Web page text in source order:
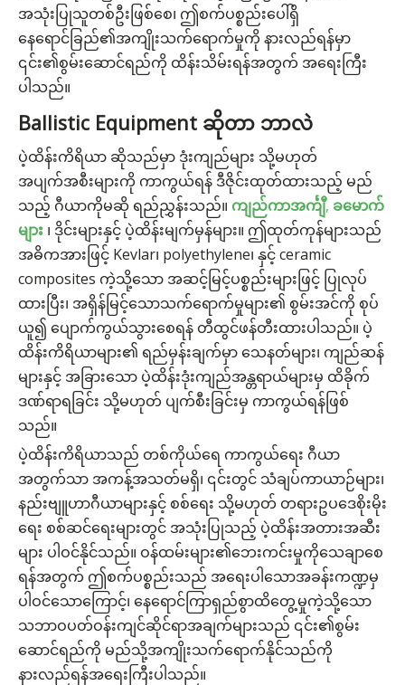
အသုံးပြုသူတစ်ဦးဖြစ်စေ၊ ဤစက်ပစ္စည်းပေါ်ရှိ
နေရောင်ခြည်၏အကျိုးသက်ရောက်မှုကို နားလည်ရန်မှာ
၎င်း၏စွမ်းဆောင်ရည်ကို ထိန်းသိမ်းရန်အတွက် အရေးကြီး
ပါသည်။
Ballistic Equipment ဆိုတာ ဘာလဲ
ပဲ့ထိန်းကိရိယာ ဆိုသည်မှာ ဒုံးကျည်များ သို့မဟုတ်
အပျက်အစီးများကို ကာကွယ်ရန် ဒီဇိုင်းထုတ်ထားသည့် မည်
သည့် ဂီယာကိုမဆို ရည်ညွှန်းသည်။ ကျည်ကာအင်္ကျီ, ခမောက်
များ ၊ ဒိုင်းများနှင့် ပဲ့ထိန်းမျက်မှန်များ။ ဤထုတ်ကုန်များသည်
အဓိကအားဖြင့် Kevlar၊ polyethylene၊ နှင့် ceramic
composites ကဲ့သို့သော အဆင့်မြင့်ပစ္စည်းများဖြင့် ပြုလုပ်
ထားပြီး၊ အရှိန်မြင့်သောသက်ရောက်မှုများ၏ စွမ်းအင်ကို စုပ်
ယူ၍ ပျောက်ကွယ်သွားစေရန် တီထွင်ဖန်တီးထားပါသည်။ ပဲ့
ထိန်းကိရိယာများ၏ ရည်မှန်းချက်မှာ သေနတ်များ၊ ကျည်ဆန်
များနှင့် အခြားသော ပဲ့ထိန်းဒုံးကျည်အန္တရာယ်များမှ ထိခိုက်
ဒဏ်ရာရခြင်း သို့မဟုတ် ပျက်စီးခြင်းမှ ကာကွယ်ရန်ဖြစ်
သည်။
ပဲ့ထိန်းကိရိယာသည် တစ်ကိုယ်ရေ ကာကွယ်ရေး ဂီယာ
အတွက်သာ အကန့်အသတ်မရှိ၊ ၎င်းတွင် သံချပ်ကာယာဉ်များ၊
နည်းဗျူဟာဂီယာများနှင့် စစ်ရေး သို့မဟုတ် တရားဥပဒေစိုးမိုး
ရေး စစ်ဆင်ရေးများတွင် အသုံးပြုသည့် ပဲ့ထိန်းအတားအဆီး
များ ပါဝင်နိုင်သည်။ ဝန်ထမ်းများ၏ဘေးကင်းမှုကိုသေချာစေ
ရန်အတွက် ဤစက်ပစ္စည်းသည် အရေးပါသောအခန်းကဏ္ဍမှ
ပါဝင်သောကြောင့်၊ နေရောင်ကြာရှည်စွာထိတွေ့မှုကဲ့သို့သော
သဘာဝပတ်ဝန်းကျင်ဆိုင်ရာအချက်များသည် ၎င်း၏စွမ်း
ဆောင်ရည်ကို မည်သို့အကျိုးသက်ရောက်နိုင်သည်ကို
နားလည်ရန်အရေးကြီးပါသည်။